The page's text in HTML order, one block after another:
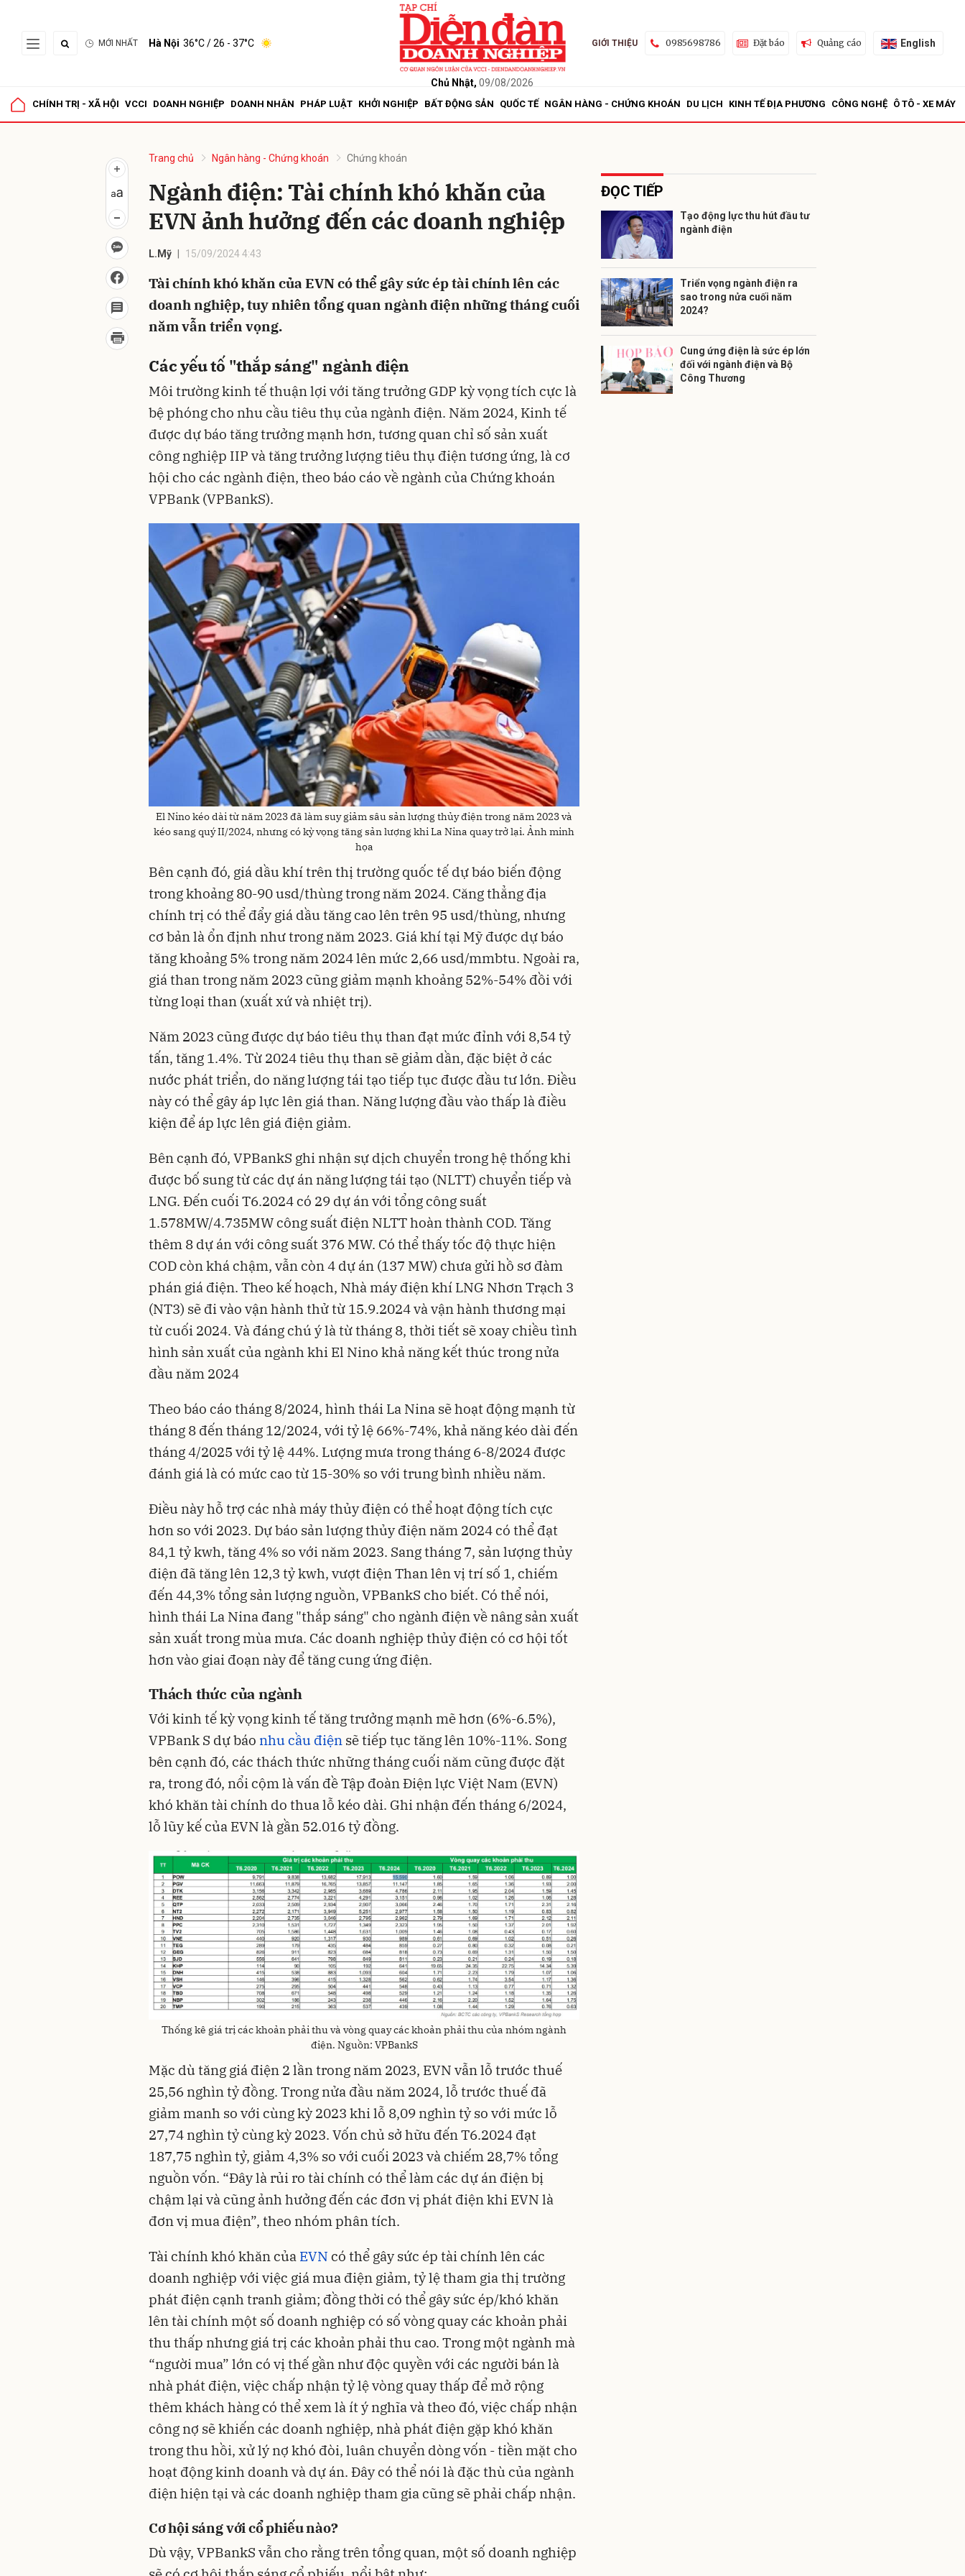
MỚI NHẤT Hà Nội 36°C/ 26 - 37°C
Chủ Nhật, 09/08/2026
GIỚI THIỆU 0985698786 Đặt báo Quảng cáo English
CHÍNH TRỊ - XÃ HỘI VCCI DOANH NGHIỆP DOANH NHÂN PHÁP LUẬT KHỞI NGHIỆP BẤT ĐỘNG SẢN QUỐC TẾ NGÂN HÀNG - CHỨNG KHOÁN DU LỊCH KINH TẾ ĐỊA PHƯƠNG CÔNG NGHỆ Ô TÔ - XE MÁY
Trang chủ Ngân hàng - Chứng khoán Chứng khoán
Ngành điện: Tài chính khó khăn của
EVN ảnh hưởng đến các doanh nghiệp
L.Mỹ 15/09/2024 4:43
Tài chính khó khăn của EVN có thể gây sức ép tài chính lên các
doanh nghiệp, tuy nhiên tổng quan ngành điện những tháng cuối
năm vẫn triển vọng.
Các yếu tố "thắp sáng" ngành điện
Môi trường kinh tế thuận lợi với tăng trưởng GDP kỳ vọng tích cực là
bệ phóng cho nhu cầu tiêu thụ của ngành điện. Năm 2024, Kinh tế
được dự báo tăng trưởng mạnh hơn, tương quan chỉ số sản xuất
công nghiệp IIP và tăng trưởng lượng tiêu thụ điện tương ứng, là cơ
hội cho các ngành điện, theo báo cáo về ngành của Chứng khoán
VPBank (VPBankS).
El Nino kéo dài từ năm 2023 đã làm suy giảm sâu sản lượng thủy điện trong năm 2023 và
kéo sang quý II/2024, nhưng có kỳ vọng tăng sản lượng khi La Nina quay trở lại. Ảnh minh
họa
Bên cạnh đó, giá dầu khí trên thị trường quốc tế dự báo biến động
trong khoảng 80-90 usd/thùng trong năm 2024. Căng thẳng địa
chính trị có thể đẩy giá dầu tăng cao lên trên 95 usd/thùng, nhưng
cơ bản là ổn định như trong năm 2023. Giá khí tại Mỹ được dự báo
tăng khoảng 5% trong năm 2024 lên mức 2,66 usd/mmbtu. Ngoài ra,
giá than trong năm 2023 cũng giảm mạnh khoảng 52%-54% đồi với
từng loại than (xuất xứ và nhiệt trị).
Năm 2023 cũng được dự báo tiêu thụ than đạt mức đỉnh với 8,54 tỷ
tấn, tăng 1.4%. Từ 2024 tiêu thụ than sẽ giảm dần, đặc biệt ở các
nước phát triển, do năng lượng tái tạo tiếp tục được đầu tư lớn. Điều
này có thể gây áp lực lên giá than. Năng lượng đầu vào thấp là điều
kiện để áp lực lên giá điện giảm.
Bên cạnh đó, VPBankS ghi nhận sự dịch chuyển trong hệ thống khi
được bố sung từ các dự án năng lượng tái tạo (NLTT) chuyển tiếp và
LNG. Đến cuối T6.2024 có 29 dự án với tổng công suất
1.578MW/4.735MW công suất điện NLTT hoàn thành COD. Tăng
thêm 8 dự án với công suất 376 MW. Có thể thấy tốc độ thực hiện
COD còn khá chậm, vẫn còn 4 dự án (137 MW) chưa gửi hồ sơ đàm
phán giá điện. Theo kế hoạch, Nhà máy điện khí LNG Nhơn Trạch 3
(NT3) sẽ đi vào vận hành thử từ 15.9.2024 và vận hành thương mại
từ cuối 2024. Và đáng chú ý là từ tháng 8, thời tiết sẽ xoay chiều tình
hình sản xuất của ngành khi El Nino khả năng kết thúc trong nửa
đầu năm 2024
Theo báo cáo tháng 8/2024, hình thái La Nina sẽ hoạt động mạnh từ
tháng 8 đến tháng 12/2024, với tỷ lệ 66%-74%, khả năng kéo dài đến
tháng 4/2025 với tỷ lệ 44%. Lượng mưa trong tháng 6-8/2024 được
đánh giá là có mức cao từ 15-30% so với trung bình nhiều năm.
Điều này hỗ trợ các nhà máy thủy điện có thể hoạt động tích cực
hơn so với 2023. Dự báo sản lượng thủy điện năm 2024 có thể đạt
84,1 tỷ kwh, tăng 4% so với năm 2023. Sang tháng 7, sản lượng thủy
điện đã tăng lên 12,3 tỷ kwh, vượt điện Than lên vị trí số 1, chiếm
đến 44,3% tổng sản lượng nguồn, VPBankS cho biết. Có thể nói,
hình thái La Nina đang "thắp sáng" cho ngành điện về nâng sản xuất
sản xuất trong mùa mưa. Các doanh nghiệp thủy điện có cơ hội tốt
hơn vào giai đoạn này để tăng cung ứng điện.
Thách thức của ngành
Với kinh tế kỳ vọng kinh tế tăng trưởng mạnh mẽ hơn (6%-6.5%),
VPBank S dự báo nhu cầu điện sẽ tiếp tục tăng lên 10%-11%. Song
bên cạnh đó, các thách thức những tháng cuối năm cũng được đặt
ra, trong đó, nổi cộm là vấn đề Tập đoàn Điện lực Việt Nam (EVN)
khó khăn tài chính do thua lỗ kéo dài. Ghi nhận đến tháng 6/2024,
lỗ lũy kế của EVN là gần 52.016 tỷ đồng.
Thống kê giá trị các khoản phải thu và vòng quay các khoản phải thu của nhóm ngành
điện. Nguồn: VPBankS
Mặc dù tăng giá điện 2 lần trong năm 2023, EVN vẫn lỗ trước thuế
25,56 nghìn tỷ đồng. Trong nửa đầu năm 2024, lỗ trước thuế đã
giảm manh so với cùng kỳ 2023 khi lỗ 8,09 nghìn tỷ so với mức lỗ
27,74 nghìn tỷ cùng kỳ 2023. Vốn chủ sở hữu đến T6.2024 đạt
187,75 nghìn tỷ, giảm 4,3% so với cuối 2023 và chiếm 28,7% tổng
nguồn vốn. “Đây là rủi ro tài chính có thể làm các dự án điện bị
chậm lại và cũng ảnh hưởng đến các đơn vị phát điện khi EVN là
đơn vị mua điện”, theo nhóm phân tích.
Tài chính khó khăn của EVN có thể gây sức ép tài chính lên các
doanh nghiệp với việc giá mua điện giảm, tỷ lệ tham gia thị trường
phát điện cạnh tranh giảm; đồng thời có thể gây sức ép/khó khăn
lên tài chính một số doanh nghiệp có số vòng quay các khoản phải
thu thấp nhưng giá trị các khoản phải thu cao. Trong một ngành mà
“người mua” lớn có vị thế gần như độc quyền với các người bán là
nhà phát điện, việc chấp nhận tỷ lệ vòng quay thấp để mở rộng
thêm khách hàng có thể xem là ít ý nghĩa và theo đó, việc chấp nhận
công nợ sẽ khiến các doanh nghiệp, nhà phát điện gặp khó khăn
trong thu hồi, xử lý nợ khó đòi, luân chuyển dòng vốn - tiền mặt cho
hoạt động kinh doanh và dự án. Đây có thể nói là đặc thù của ngành
điện hiện tại và các doanh nghiệp tham gia cũng sẽ phải chấp nhận.
Cơ hội sáng với cổ phiếu nào?
Dù vậy, VPBankS vẫn cho rằng trên tổng quan, một số doanh nghiệp
ĐỌC TIẾP
Tạo động lực thu hút đầu tư
ngành điện
Triển vọng ngành điện ra
sao trong nửa cuối năm
2024?
Cung ứng điện là sức ép lớn
đối với ngành điện và Bộ
Công Thương
Gửi